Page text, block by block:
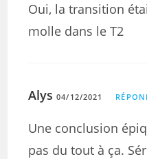
Oui, la transition
molle dans le T2
Alys 04/12/2021
Une conclusion
pas du tout à ça.